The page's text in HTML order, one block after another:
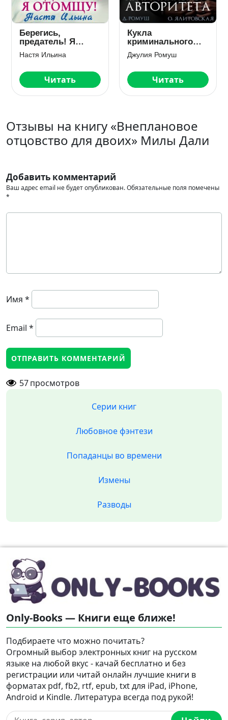
Берегись,
предатель! Я
отомщу!
Настя Ильина
Читать
Кукла
криминального
авторитета
Джулия Ромуш
Читать
Отзывы на книгу «Внеплановое
отцовство для двоих» Милы Дали
Добавить комментарий
Ваш адрес email не будет опубликован.Обязательные поля помечены
*
Имя *
Email *
57просмотров
Серии книг
Любовное фэнтези
Попаданцы во времени
Измены
Разводы
Only-Books — Книги еще ближе!
Подбираете что можно почитать?
Огромный выбор электронных книг на русском
языке на любой вкус - качай бесплатно и без
регистрации или читай онлайн лучшие книги в
форматах pdf, fb2, rtf, epub, txt для iPad, iPhone,
Android и Kindle. Литература всегда под рукой!